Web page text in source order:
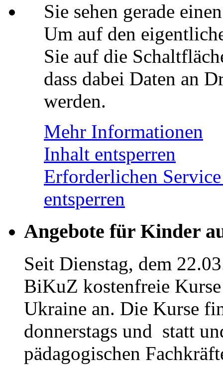
Sie sehen gerade
Um auf den
Sie auf die
dass dabei Daten an
werden.
Mehr Informationen
Inhalt entsperren
Erforderlichen
entsperren
Angebote für Kinder
Seit Dienstag, dem
BiKuZ kostenfreie
Ukraine an. Die Kurse
donnerstags und statt
pädagogischen